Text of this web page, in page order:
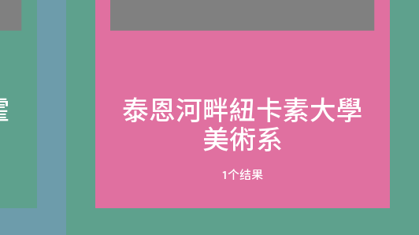
泰恩河畔紐卡素大學
美術系
1个结果